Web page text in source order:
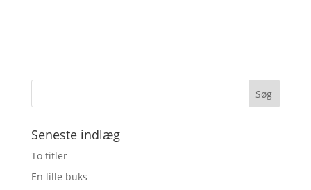
Seneste indlæg
To titler
En lille buks